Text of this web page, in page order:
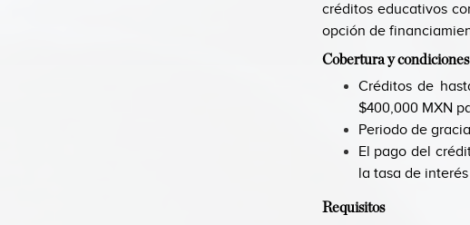
créditos educativos
opción de
Cobertura y condiciones
Créditos de
$400,000 MXN
Periodo de
El pago del
la tasa de
Requisitos